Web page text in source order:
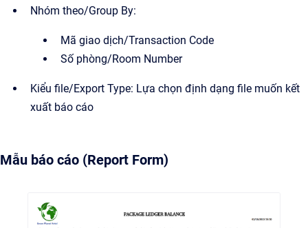
Nhóm theo/Group By:
Mã giao dịch/Transaction Code
Số phòng/Room Number
Kiểu file/Export Type: Lựa chọn định dạng file muốn kết
xuất báo cáo
Mẫu báo cáo (Report Form)